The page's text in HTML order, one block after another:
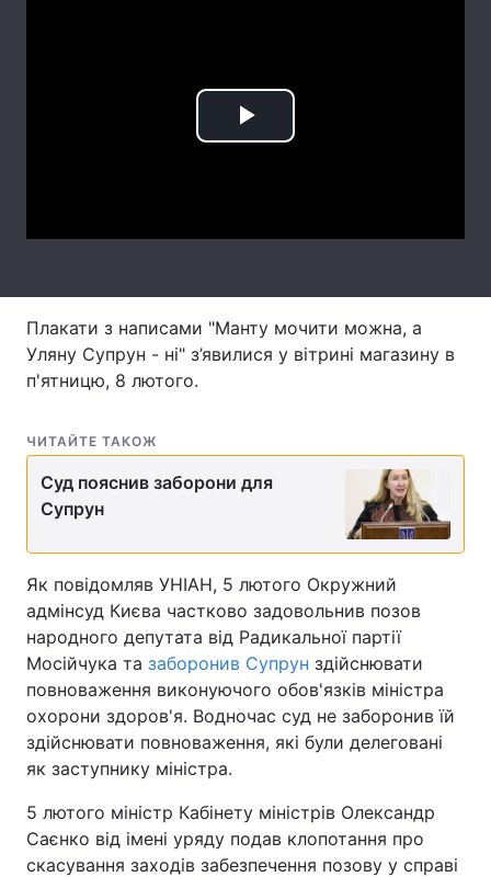
Тема оформлення
Play
Плакати з написами "Манту мочити можна, а
Уляну Супрун - ні" з’явилися у вітрині магазину в
п'ятницю, 8 лютого.
ЧИТАЙТЕ ТАКОЖ
Суд пояснив заборони для
Супрун
Як повідомляв УНІАН, 5 лютого Окружний
адмінсуд Києва частково задовольнив позов
народного депутата від Радикальної партії
Мосійчука та заборонив Супрун здійснювати
повноваження виконуючого обов'язків міністра
охорони здоров'я. Водночас суд не заборонив їй
здійснювати повноваження, які були делеговані
як заступнику міністра.
5 лютого міністр Кабінету міністрів Олександр
Саєнко від імені уряду подав клопотання про
скасування заходів забезпечення позову у справі